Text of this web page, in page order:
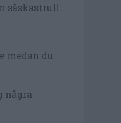
såskastrull.
medan du
några